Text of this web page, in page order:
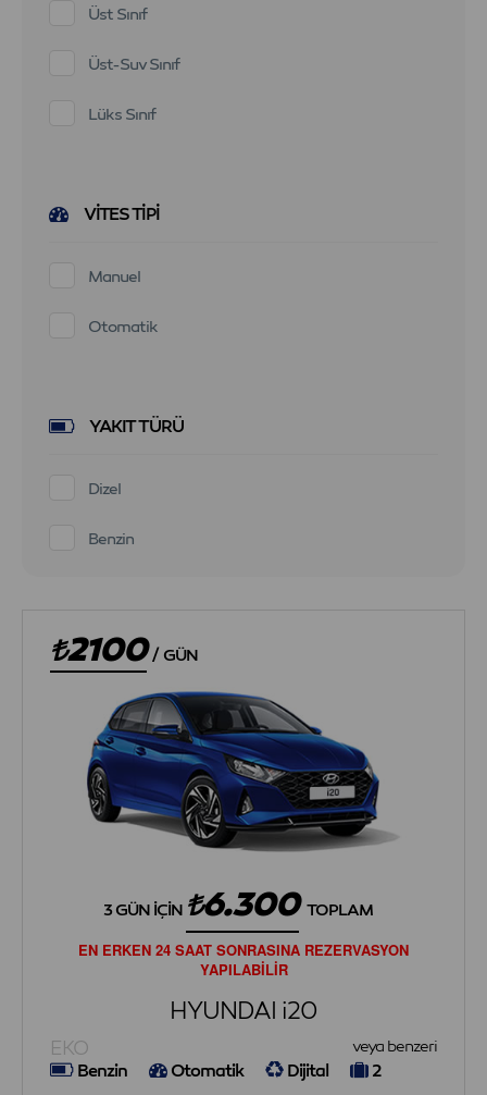
Üst Sınıf
Üst-Suv Sınıf
Lüks Sınıf
VITES TIPI
Manuel
Otomatik
YAKIT TÜRÜ
Dizel
Benzin
2100 / GÜN
3 GÜN İÇIN 6.300 TOPLAM
EN ERKEN 24 SAAT SONRASINA REZERVASYON
YAPILABİLİR
HYUNDAI i20
EKO veya benzeri
Benzin Otomatik Dijital 2